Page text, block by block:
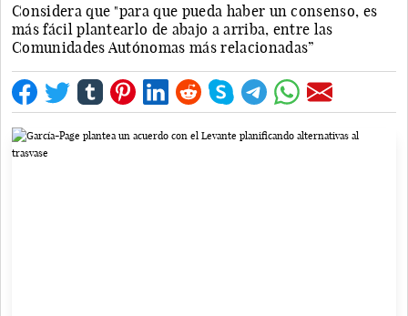
Considera que "para que pueda haber un consenso, es
más fácil plantearlo de abajo a arriba, entre las
Comunidades Autónomas más relacionadas”